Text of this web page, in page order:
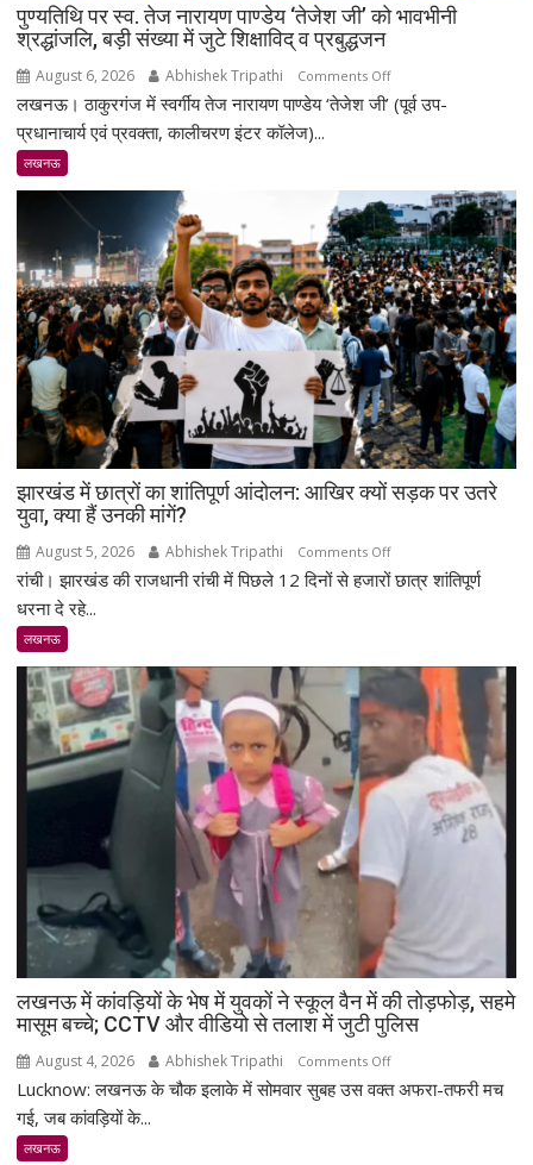
पुण्यतिथि पर स्व. तेज नारायण पाण्डेय ‘तेजेश जी’ को भावभीनी
श्रद्धांजलि, बड़ी संख्या में जुटे शिक्षाविद् व प्रबुद्धजन
August 6, 2026 Abhishek Tripathi Comments Offon
पुण्यतिथि
नारायण
पाण्डेय
‘तेजेश
जी’
को
भावभीनी
श्रद्धांजलि,
बड़ी
संख्या
में
जुटे
शिक्षाविद्
प्रबुद्धजन
लखनऊ। ठाकुरगंज में स्वर्गीय तेज नारायण पाण्डेय ‘तेजेश जी’ (पूर्व उप-
प्रधानाचार्य एवं प्रवक्ता, कालीचरण इंटर कॉलेज)...
लखनऊ
झारखंड में छात्रों का शांतिपूर्ण आंदोलन: आखिर क्यों सड़क पर उतरे
युवा, क्या हैं उनकी मांगें?
August 5, 2026 Abhishek Tripathi Comments Offon
झारखंड
शांतिपूर्ण
आंदोलन:
क्यों
सड़क
युवा,
क्या
हैं
उनकी
मांगें?
रांची। झारखंड की राजधानी रांची में पिछले 12 दिनों से हजारों छात्र शांतिपूर्ण
धरना दे रहे...
लखनऊ
लखनऊ में कांवड़ियों के भेष में युवकों ने स्कूल वैन में की तोड़फोड़, सहमे
मासूम बच्चे; CCTV और वीडियो से तलाश में जुटी पुलिस
August 4, 2026 Abhishek Tripathi Comments Offon
लखनऊ
Lucknow: लखनऊ के चौक इलाके में सोमवार सुबह उस वक्त अफरा-तफरी मच
गई, जब कांवड़ियों के...
लखनऊ